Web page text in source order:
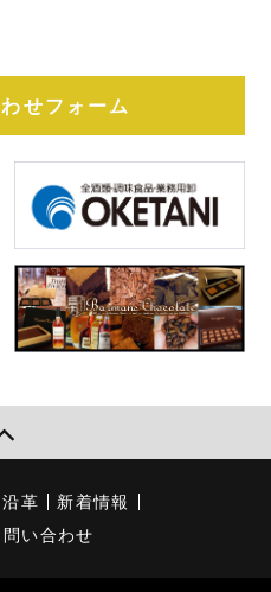
せフォーム
沿革
新着情報
問い合わせ